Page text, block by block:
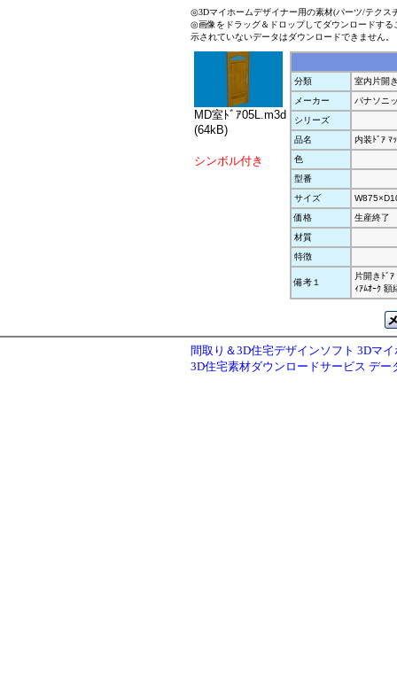
◎3Dマイホームデザイナー用の素材(パーツ/テクス
◎画像をドラッグ＆ドロップしてダウンロードす
示されていないデータはダウンロードできません。
MD室ﾄﾞｱ05L.m3d
(64kB)
シンボル付き
分類
室内片開
メーカー
パナソニ
シリーズ
品名
内装ﾄﾞｱ ﾏ
色
型番
サイズ
価格
生産終了
材質
特徴
備考１
片開きﾄﾞ
ｨｱﾑｵｰｸ 額
間取り＆3D住宅デザインソフト 3Dマ
3D住宅素材ダウンロードサービス デー